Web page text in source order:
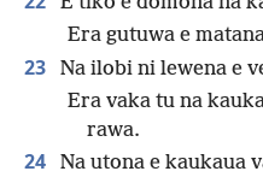
Era gutuwa e
23
Na ilobi ni lewena e
Era vaka tu na
rawa.
24
Na utona e kaukaua